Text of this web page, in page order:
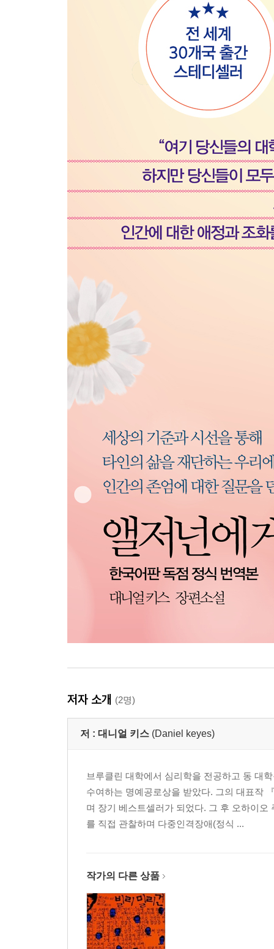
저자 소개 (2명)
저 : 대니얼 키스 (Daniel keyes)
브루클린 대학에서 심리학을 전공하고 동 대
수여하는 명예공로상을 받았다. 그의 대표작
며 장기 베스트셀러가 되었다. 그 후 오하이
를 직접 관찰하며 다중인격장애(정식 ...
작가의 다른 상품